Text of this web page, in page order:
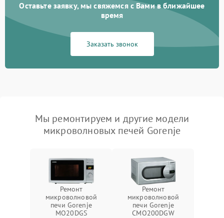
Оставьте заявку, мы свяжемся с Вами в ближайшее
время
Заказать звонок
Мы ремонтируем и другие модели
микроволновых печей Gorenje
Ремонт
микроволновой
печи Gorenje
MO20DGS
Ремонт
микроволновой
печи Gorenje
CMO200DGW